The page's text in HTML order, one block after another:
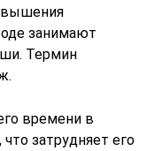
занимают
Термин
времени в
затрудняет его